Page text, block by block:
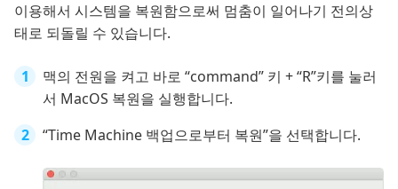
이용해서 시스템을 복원함으로써 멈춤이 일어나기 전의상
태로 되돌릴 수 있습니다.
맥의 전원을 켜고 바로 “command” 키 + “R”키를 눌러
서 MacOS 복원을 실행합니다.
“Time Machine 백업으로부터 복원”을 선택합니다.